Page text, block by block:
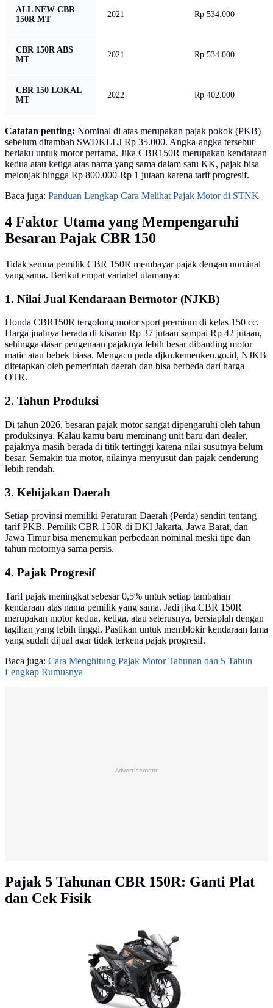
ALL NEW CBR
150R MT
2021 Rp 534.000
CBR 150R ABS
MT
2021 Rp 534.000
CBR 150 LOKAL
MT
2022 Rp 402.000
Catatan penting: Nominal di atas merupakan pajak pokok (PKB)
sebelum ditambah SWDKLLJ Rp 35.000. Angka-angka tersebut
berlaku untuk motor pertama. Jika CBR150R merupakan kendaraan
kedua atau ketiga atas nama yang sama dalam satu KK, pajak bisa
melonjak hingga Rp 800.000-Rp 1 jutaan karena tarif progresif.
Baca juga: Panduan Lengkap Cara Melihat Pajak Motor di STNK
4 Faktor Utama yang Mempengaruhi
Besaran Pajak CBR 150
Tidak semua pemilik CBR 150R membayar pajak dengan nominal
yang sama. Berikut empat variabel utamanya:
1. Nilai Jual Kendaraan Bermotor (NJKB)
Honda CBR150R tergolong motor sport premium di kelas 150 cc.
Harga jualnya berada di kisaran Rp 37 jutaan sampai Rp 42 jutaan,
sehingga dasar pengenaan pajaknya lebih besar dibanding motor
matic atau bebek biasa. Mengacu pada djkn.kemenkeu.go.id, NJKB
ditetapkan oleh pemerintah daerah dan bisa berbeda dari harga
OTR.
2. Tahun Produksi
Di tahun 2026, besaran pajak motor sangat dipengaruhi oleh tahun
produksinya. Kalau kamu baru meminang unit baru dari dealer,
pajaknya masih berada di titik tertinggi karena nilai susutnya belum
besar. Semakin tua motor, nilainya menyusut dan pajak cenderung
lebih rendah.
3. Kebijakan Daerah
Setiap provinsi memiliki Peraturan Daerah (Perda) sendiri tentang
tarif PKB. Pemilik CBR 150R di DKI Jakarta, Jawa Barat, dan
Jawa Timur bisa menemukan perbedaan nominal meski tipe dan
tahun motornya sama persis.
4. Pajak Progresif
Tarif pajak meningkat sebesar 0,5% untuk setiap tambahan
kendaraan atas nama pemilik yang sama. Jadi jika CBR 150R
merupakan motor kedua, ketiga, atau seterusnya, bersiaplah dengan
tagihan yang lebih tinggi. Pastikan untuk memblokir kendaraan lama
yang sudah dijual agar tidak terkena pajak progresif.
Baca juga: Cara Menghitung Pajak Motor Tahunan dan 5 Tahun
Lengkap Rumusnya
Advertisement
Pajak 5 Tahunan CBR 150R: Ganti Plat
dan Cek Fisik